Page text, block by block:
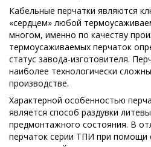
Кабельные перчатки являются
«сердцем» любой
многом, именно по качеству
термоусаживаемых перчаток
статус завода-изготовителя.
наиболее технологически
производстве.
Характерной особенностью
является способ раздувки
предмонтажного состояния. В
перчаток серии ТПИ при помощи